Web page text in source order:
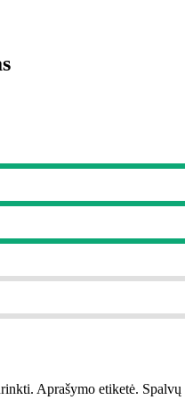
Aprašymo etiketė. Spalvų